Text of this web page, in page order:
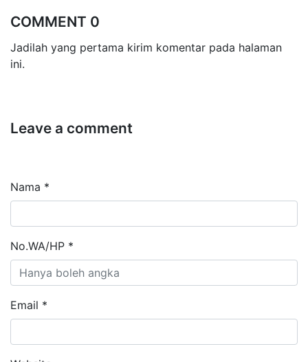
COMMENT 0
Jadilah yang pertama kirim komentar pada halaman
ini.
Leave a comment
Nama *
No.WA/HP *
Email *